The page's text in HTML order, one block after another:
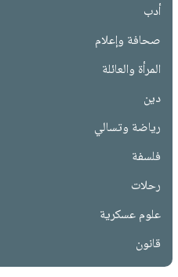
أدب
صحافة وإعلام
المرأة والعائلة
دين
رياضة وتسالي
فلسفة
رحلات
علوم عسكرية
قانون